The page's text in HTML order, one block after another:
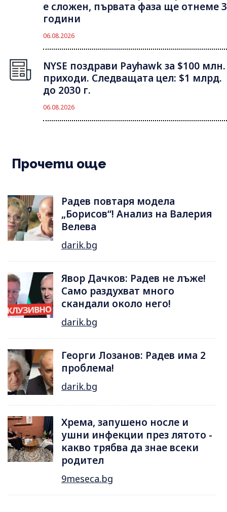
е сложен, първата фаза ще отнеме 3
години
06.08.2026
NYSE поздрави Payhawk за $100 млн.
приходи. Следващата цел: $1 млрд.
до 2030 г.
06.08.2026
Прочети още
Радев повтаря модела
„Борисов“! Анализ на Валерия
Велева
darik.bg
Явор Дачков: Радев не лъже!
Само раздухват много
скандали около него!
darik.bg
Георги Лозанов: Радев има 2
проблема!
darik.bg
Хрема, запушено носле и
ушни инфекции през лятотo -
какво трябва да знае всеки
родител
9meseca.bg